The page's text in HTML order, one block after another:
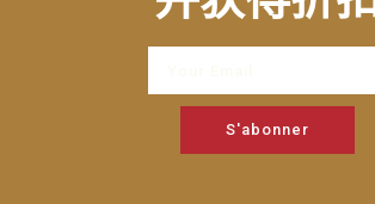
S'abonner